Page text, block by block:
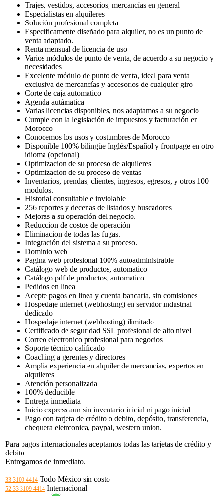
Trajes, vestidos, accesorios, mercancías en general
Especialistas en alquileres
Soluciòn profesional completa
Especificamente diseñado para alquiler, no es un punto de
venta adaptado.
Renta mensual de licencia de uso
Varios módulos de punto de venta, de acuerdo a su negocio y
necesidades
Excelente módulo de punto de venta, ideal para venta
exclusiva de mercancías y accesorios de cualquier giro
Corte de caja automatico
Agenda autámatica
Varias licencias disponibles, nos adaptamos a su negocio
Cumple con la legislación de impuestos y facturación en
Morocco
Conocemos los usos y costumbres de Morocco
Disponible 100% bilingüe Inglés/Español y frontpage en otro
idioma (opcional)
Optimizacion de su proceso de alquileres
Optimizacion de su proceso de ventas
Inventarios, prendas, clientes, ingresos, egresos, y otros 100
modulos.
Historial consultable e inviolable
256 reportes y decenas de listados y buscadores
Mejoras a su operación del negocio.
Reduccion de costos de operación.
Eliminacion de todas las fugas.
Integración del sistema a su proceso.
Dominio web
Pagina web profesional 100% autoadministrable
Catálogo web de productos, automatico
Catálogo pdf de productos, automatico
Pedidos en linea
Acepte pagos en linea y cuenta bancaria, sin comisiones
Hospedaje internet (webhosting) en servidor industrial
dedicado
Hospedaje internet (webhosting) ilimitado
Certificado de seguridad SSL profesional de alto nivel
Correo electronico profesional para negocios
Soporte técnico calificado
Coaching a gerentes y directores
Amplia experiencia en alquiler de mercancías, expertos en
alquileres
Atención personalizada
100% deducible
Entrega inmediata
Inicio express aun sin inventario inicial ni pago inicial
Pago con tarjeta de crédito o debito, depósito, transferencia,
chequera eletrconica, paypal, western union.
Para pagos internacionales aceptamos todas las tarjetas de crédito y
debito
Entregamos de inmediato.
33 3109 4414 Todo México sin costo
52 33 3109 4414 Internacional